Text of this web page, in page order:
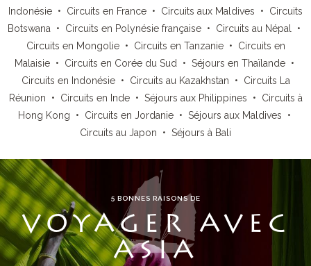
Indonésie • Circuits en France • Circuits aux Maldives • Circuits
Botswana • Circuits en Polynésie française • Circuits au Népal
•
Circuits en Mongolie• Circuits en Tanzanie• Circuits en
Malaisie• Circuits en Corée du Sud • Séjours en Thaïlande•
Circuits en Indonésie• Circuits au Kazakhstan • Circuits La
Réunion • Circuits en Inde• Séjours aux Philippines • Circuits à
Hong Kong • Circuits en Jordanie• Séjours aux Maldives •
Circuits au Japon • Séjours à Bali
5 BONNES RAISONS DE
VOYAGER AVEC
ASIA